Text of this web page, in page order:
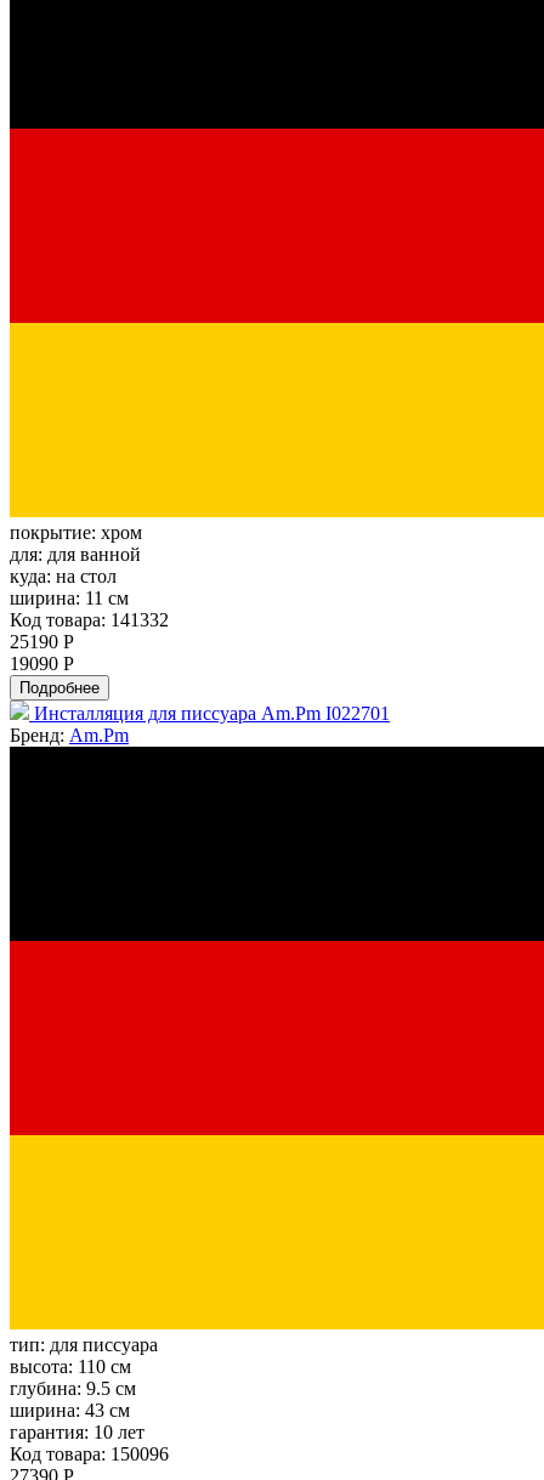
покрытие: хром
для: для ванной
куда: на стол
ширина: 11 см
Код товара: 141332
25190 Р
19090 Р
Подробнее
Инсталляция для писсуара Am.Pm I022701
Бренд: Am.Pm
тип: для писсуара
высота: 110 см
глубина: 9.5 см
ширина: 43 см
гарантия: 10 лет
Код товара: 150096
27390 Р